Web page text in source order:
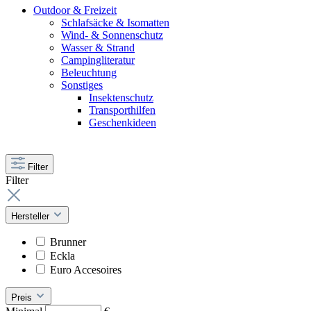
Outdoor & Freizeit
Schlafsäcke & Isomatten
Wind- & Sonnenschutz
Wasser & Strand
Campingliteratur
Beleuchtung
Sonstiges
Insektenschutz
Transporthilfen
Geschenkideen
Filter
Filter
Hersteller
Brunner
Eckla
Euro Accesoires
Preis